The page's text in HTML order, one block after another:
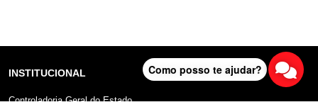
INSTITUCIONAL
Controladoria Geral do Estado
Como posso te ajudar?